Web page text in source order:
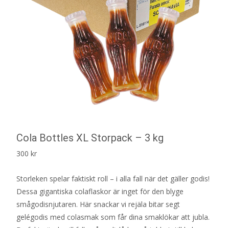
Cola Bottles XL Storpack – 3 kg
300 kr
Storleken spelar faktiskt roll – i alla fall när det gäller godis!
Dessa gigantiska colaflaskor är inget för den blyge
smågodisnjutaren. Här snackar vi rejäla bitar segt
gelégodis med colasmak som får dina smaklökar att jubla.